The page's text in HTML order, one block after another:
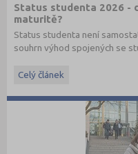
Status studenta 2026 -
maturitě?
Status studenta není
souhrn výhod spojených se
Celý článek